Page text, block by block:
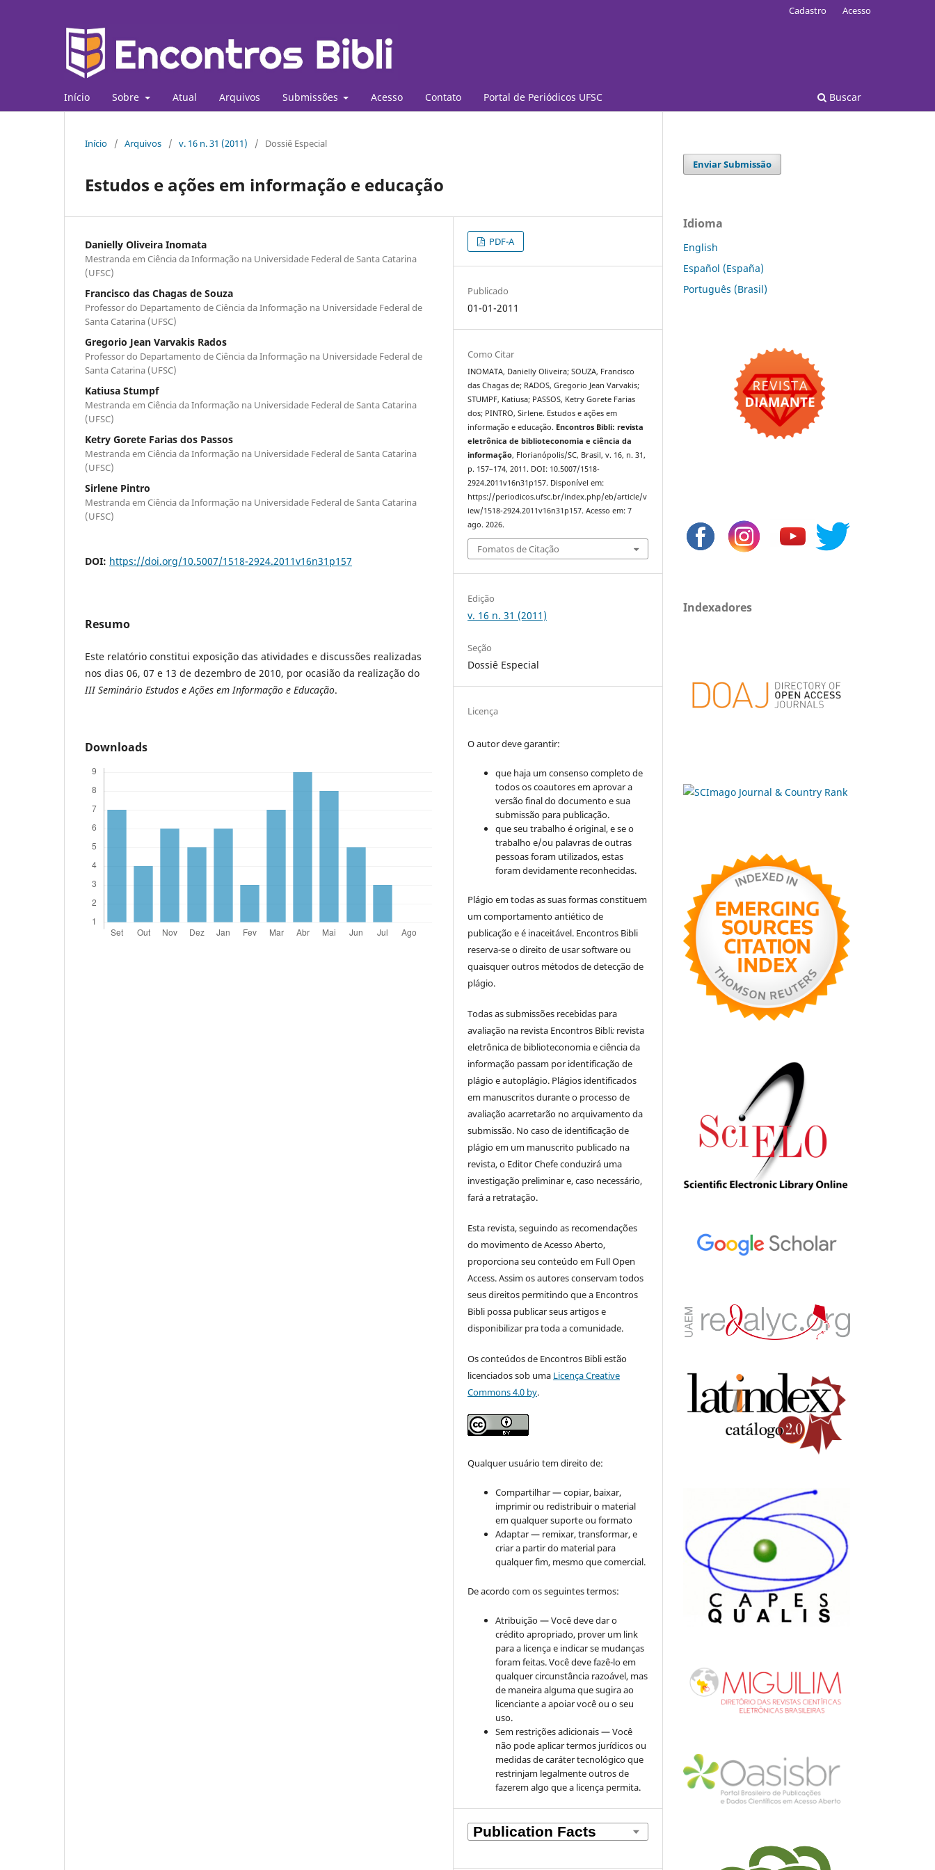
Início Sobre Atual Arquivos Submissões Acesso Contato Portal de Periódicos UFSC Buscar
Cadastro Acesso
Início / Arquivos / v. 16 n. 31 (2011) / Dossiê Especial
Estudos e ações em informação e educação
Danielly Oliveira Inomata
Mestranda em Ciência da Informação na Universidade Federal de Santa Catarina
(UFSC)
Francisco das Chagas de Souza
Professor do Departamento de Ciência da Informação na Universidade Federal de
Santa Catarina (UFSC)
Gregorio Jean Varvakis Rados
Professor do Departamento de Ciência da Informação na Universidade Federal de
Santa Catarina (UFSC)
Katiusa Stumpf
Mestranda em Ciência da Informação na Universidade Federal de Santa Catarina
(UFSC)
Ketry Gorete Farias dos Passos
Mestranda em Ciência da Informação na Universidade Federal de Santa Catarina
(UFSC)
Sirlene Pintro
Mestranda em Ciência da Informação na Universidade Federal de Santa Catarina
(UFSC)
DOI: https://doi.org/10.5007/1518-2924.2011v16n31p157
Resumo
Este relatório constitui exposição das atividades e discussões realizadas
nos dias 06, 07 e 13 de dezembro de 2010, por ocasião da realização do
III Seminário Estudos e Ações em Informação e Educação.
Downloads
PDF-A
Publicado
01-01-2011
Como Citar
INOMATA, Danielly Oliveira; SOUZA, Francisco
das Chagas de; RADOS, Gregorio Jean Varvakis;
STUMPF, Katiusa; PASSOS, Ketry Gorete Farias
dos; PINTRO, Sirlene. Estudos e ações em
informação e educação. Encontros Bibli: revista
eletrônica de biblioteconomia e ciência da
informação, Florianópolis/SC, Brasil, v. 16, n. 31,
p. 157–174, 2011. DOI: 10.5007/1518-
2924.2011v16n31p157. Disponível em:
https://periodicos.ufsc.br/index.php/eb/article/v
iew/1518-2924.2011v16n31p157. Acesso em: 7
ago. 2026.
Fomatos de Citação
Edição
v. 16 n. 31 (2011)
Seção
Dossiê Especial
Licença
O autor deve garantir:
que haja um consenso completo de
todos os coautores em aprovar a
versão final do documento e sua
submissão para publicação.
que seu trabalho é original, e se o
trabalho e/ou palavras de outras
pessoas foram utilizados, estas
foram devidamente reconhecidas.
Plágio em todas as suas formas constituem
um comportamento antiético de
publicação e é inaceitável. Encontros Bibli
reserva-se o direito de usar software ou
quaisquer outros métodos de detecção de
plágio.
Todas as submissões recebidas para
avaliação na revista Encontros Bibli: revista
eletrônica de biblioteconomia e ciência da
informação passam por identificação de
plágio e autoplágio. Plágios identificados
em manuscritos durante o processo de
avaliação acarretarão no arquivamento da
submissão. No caso de identificação de
plágio em um manuscrito publicado na
revista, o Editor Chefe conduzirá uma
investigação preliminar e, caso necessário,
fará a retratação.
Esta revista, seguindo as recomendações
do movimento de Acesso Aberto,
proporciona seu conteúdo em Full Open
Access. Assim os autores conservam todos
seus direitos permitindo que a Encontros
Bibli possa publicar seus artigos e
disponibilizar pra toda a comunidade.
Os conteúdos de Encontros Bibli estão
licenciados sob uma Licença Creative
Commons 4.0 by.
Qualquer usuário tem direito de:
Compartilhar — copiar, baixar,
imprimir ou redistribuir o material
em qualquer suporte ou formato
Adaptar — remixar, transformar, e
criar a partir do material para
qualquer fim, mesmo que comercial.
De acordo com os seguintes termos:
Atribuição — Você deve dar o
crédito apropriado, prover um link
para a licença e indicar se mudanças
foram feitas. Você deve fazê-lo em
qualquer circunstância razoável, mas
de maneira alguma que sugira ao
licenciante a apoiar você ou o seu
uso.
Sem restrições adicionais — Você
não pode aplicar termos jurídicos ou
medidas de caráter tecnológico que
restrinjam legalmente outros de
fazerem algo que a licença permita.
Enviar Submissão
Idioma
English
Español (España)
Português (Brasil)
Indexadores